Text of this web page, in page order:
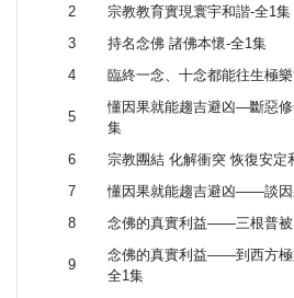
2
宗教教育實現寰宇和諧-全1集
3
持名念佛 諸佛本懷-全1集
4
臨終一念、十念都能往生極
5
懂因果就能趨吉避凶—斷惡
集
6
宗教團結 化解衝突 恢復安定
7
懂因果就能趨吉避凶——談因
8
念佛的真實利益——三根普被
9
念佛的真實利益——到西方極
全1集